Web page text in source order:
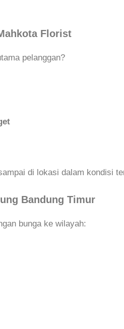
Florist
pelanggan?
di lokasi dalam kondisi
Bandung Timur
bunga ke wilayah: